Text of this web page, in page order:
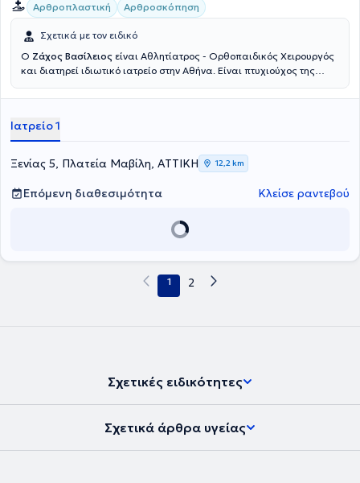
Αρθροπλαστική Αρθροσκόπηση
Σχετικά με τον ειδικό
Ο Ζάχος Βασίλειος είναι Αθλητίατρος - Ορθοπαιδικός Χειρουργός
και διατηρεί ιδιωτικό ιατρείο στην Αθήνα. Είναι πτυχιούχος της
Αθηνών και κάτοχος Διδακτορικού από την Ιατρική Σχολή του
πλούσια επαγγελματική καριέρα του έχει εργαστεί ως
ορθοπαιδικός χειρουργός σε Κλινικές της Αθήνας , ως Επικεφαλής
Αθλητίατρος στο Ποδοσφαιρικό Τμήμα της ΠΑΕ Πανιωνίου. Αξίζει να
αναφερθεί πως σήμερα, εκτός από την δραστηριοποίησή του ως
ιδιώτης ιατρός, διατελεί Διευθυντής Ορθοπαιδικός Χειρουργός,
Ανακατασκευής Αρθρώσεων Ελάχιστης Επεμβατικότητας και
του αντιμετωπίζει πληθώρα περιστατικών με γνώμονα την
Ιατρείο 1
Ξενίας 5, Πλατεία Μαβίλη, ΑΤΤΙΚΗ 12,2 km
Επόμενη διαθεσιμότητα Κλείσε ραντεβού
1 2
Σχετικές ειδικότητες
Σχετικά άρθρα υγείας